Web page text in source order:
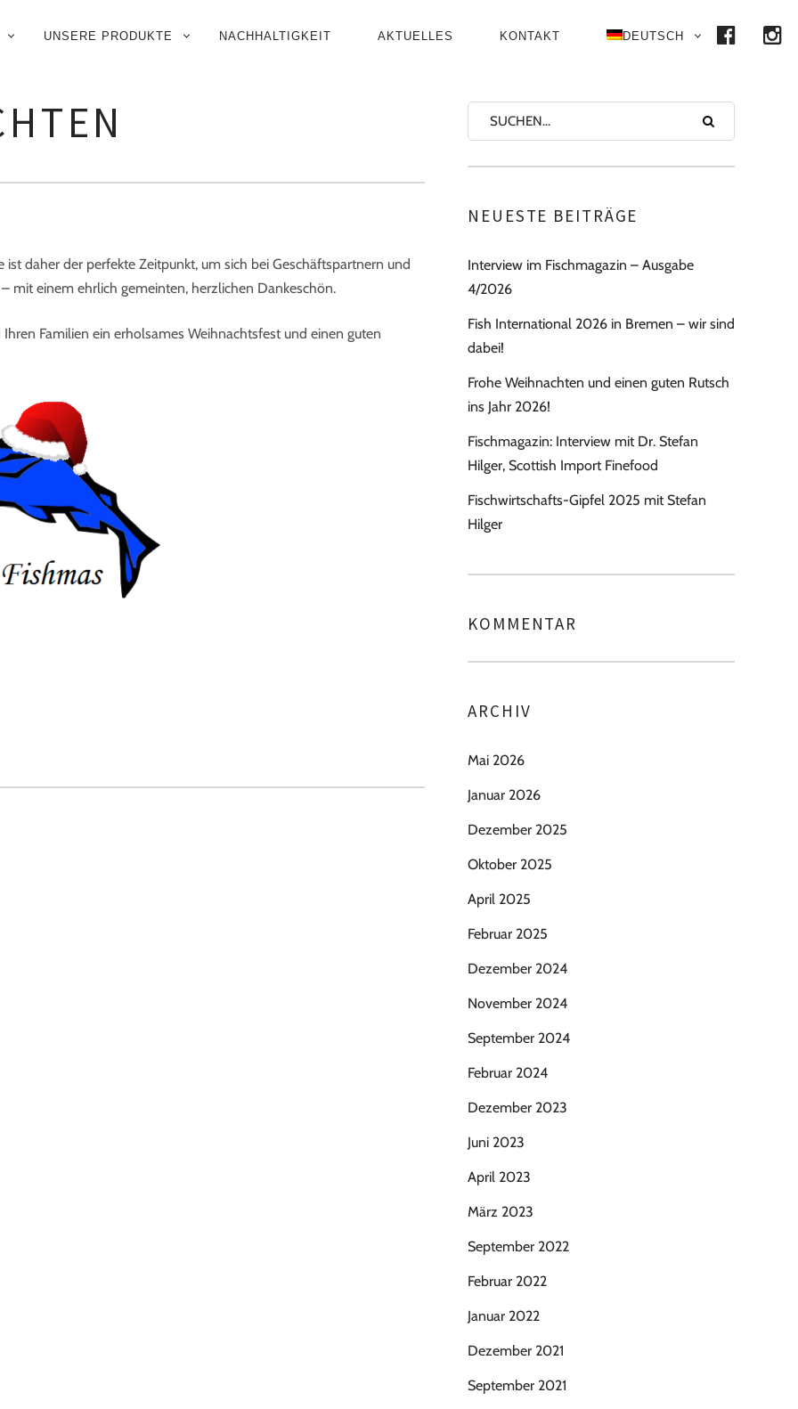
UNSERE PRODUKTE NACHHALTIGKEIT AKTUELLES KONTAKT DEUTSCH
ist daher der perfekte Zeitpunkt, um sich bei Geschäftspartnern und
mit einem ehrlich gemeinten, herzlichen Dankeschön.
Familien ein erholsames Weihnachtsfest und einen guten
NEUESTE BEITRÄGE
Interview im Fischmagazin – Ausgabe
4/2026
Fish International 2026 in Bremen – wir sind
dabei!
Frohe Weihnachten und einen guten Rutsch
ins Jahr 2026!
Fischmagazin: Interview mit Dr. Stefan
Hilger, Scottish Import Finefood
Fischwirtschafts-Gipfel 2025 mit Stefan
Hilger
KOMMENTAR
ARCHIV
Mai 2026
Januar 2026
Dezember 2025
Oktober 2025
April 2025
Februar 2025
Dezember 2024
November 2024
September 2024
Februar 2024
Dezember 2023
Juni 2023
April 2023
März 2023
September 2022
Februar 2022
Januar 2022
Dezember 2021
September 2021